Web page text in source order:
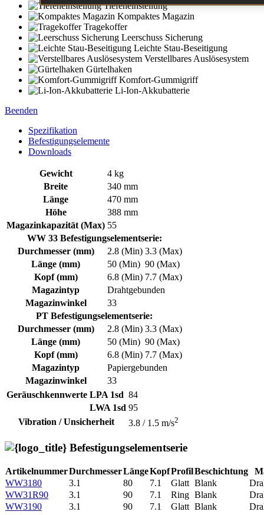
Tiefeneinstellung
Kompaktes Magazin
Tragekoffer
Leerschuss Sicherung
Leichte Stau-Beseitigung
Verstellbares Auslösesystem
Gürtelhaken
Komfort-Gummigriff
Li-Ion-Akkubatterie
Beenden
Spezifikation
Befestigungselemente
Downloads
Gewicht
4 kg
Breite
340 mm
Länge
470 mm
Höhe
388 mm
Magazinkapazität (Max) 55
WW 33 Befestigungselementserie:
Durchmesser (mm)
2.8 (Min) 3.3 (Max)
Länge (mm)
50 (Min) 90 (Max)
Kopf (mm)
6.8 (Min) 7.7 (Max)
Magazintyp
Drahtgebunden
Magazinwinkel
33
PT Befestigungselementserie:
Durchmesser (mm)
2.8 (Min) 3.3 (Max)
Länge (mm)
50 (Min) 90 (Max)
Kopf (mm)
6.8 (Min) 7.7 (Max)
Magazintyp
Papiergebunden
Magazinwinkel
33
Geräuschkennwerte LPA 1sd 84
LWA 1sd 95
Vibration / Unsicherheit
3.8 / 1.5 m/s2
Befestigungselementserie
ArtikelnummerDurchmesserLängeKopfProfilBeschichtung
WW3180
3.1 80 7.1 Glatt Blank
WW31R90
3.1 90 7.1 Ring Blank
WW3190
3.1 90 7.1 Glatt Blank